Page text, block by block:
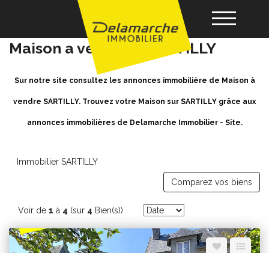
Acheter
Nos agences
Achat / Vente Maison SARTILLY -
Maison a vendre à SARTILLY
Sur notre site consultez les annonces immobilière de Maison à
vendre SARTILLY. Trouvez votre Maison sur SARTILLY grâce aux
annonces immobilières de Delamarche Immobilier - Site.
Immobilier SARTILLY
Comparez vos biens
Voir de 1 à 4 (sur 4 Bien(s))